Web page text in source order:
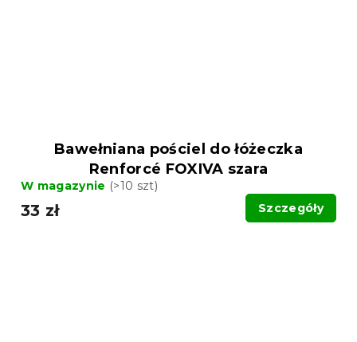
Bawełniana pościel do łóżeczka
Renforcé FOXIVA szara
W magazynie (>10 szt)
33 zł Szczegóły